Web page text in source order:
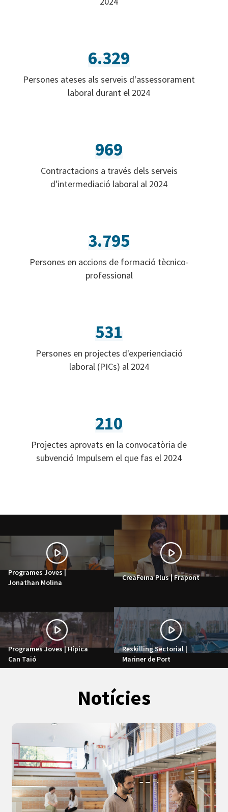
6.329
Persones ateses als serveis d'assessorament
laboral durant el 2024
969
Contractacions a través dels serveis
d'intermediació laboral al 2024
3.795
Persones en accions de formació tècnico-
professional
531
Persones en projectes d'experienciació
laboral (PICs) al 2024
210
Projectes aprovats en la convocatòria de
subvenció Impulsem el que fas el 2024
Programes Joves |
Jonathan Molina
CreaFeina Plus | Frapont
Programes Joves | Hípica
Can Taió
Reskilling Sectorial |
Mariner de Port
Notícies